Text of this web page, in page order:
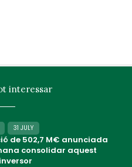
interessar
31 JULY
de 502,7 M€ anunciada
consolidar aquest